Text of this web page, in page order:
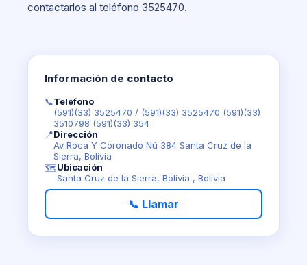
contactarlos al teléfono 3525470.
Información de contacto
📞Teléfono
(591)(33) 3525470 / (591)(33) 3525470 (591)(33)
3510798 (591)(33) 354
📍Dirección
Av Roca Y Coronado Nú 384 Santa Cruz de la
Sierra, Bolivia
🗺️Ubicación
Santa Cruz de la Sierra, Bolivia , Bolivia
📞 Llamar